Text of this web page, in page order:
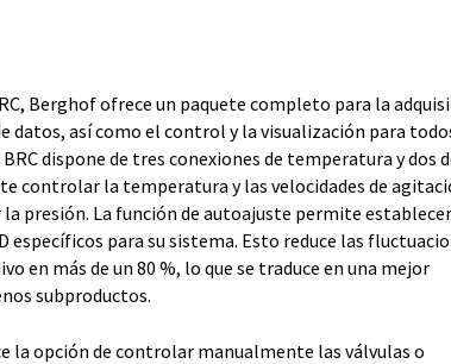
Berghof ofrece un paquete completo para la
datos, así como el control y la visualización para
dispone de tres conexiones de temperatura y dos
controlar la temperatura y las velocidades de
presión. La función de autoajuste permite establecer
específicos para su sistema. Esto reduce las
en más de un 80 %, lo que se traduce en una mejor
subproductos.
la opción de controlar manualmente las válvulas o